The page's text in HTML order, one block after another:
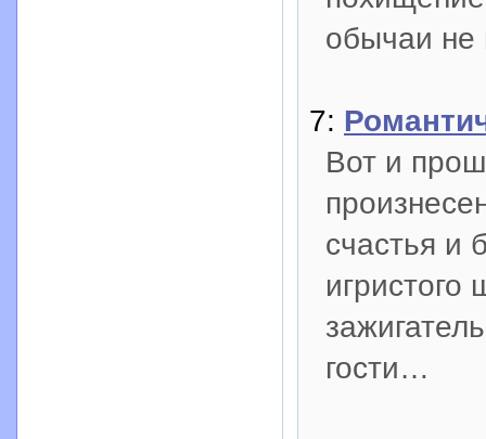
обычаи не
7:
Вот и
счастья и
гости…